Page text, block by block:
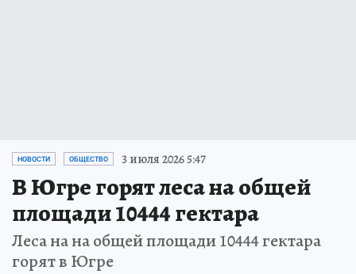
НОВОСТИ ОБЩЕСТВО 3 июля 2026 5:47
В Югре горят леса на общей
площади 10444 гектара
Леса на на общей площади 10444 гектара
горят в Югре